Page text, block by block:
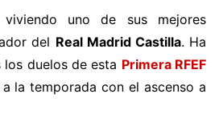
uno de sus mejores
del Real Madrid Castilla. Ha
duelos de esta Primera RFEF
la temporada con el ascenso a